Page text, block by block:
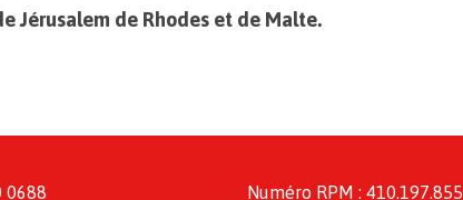
Jérusalem de Rhodes et de Malte.
0688 Numéro RPM : 410.197.855